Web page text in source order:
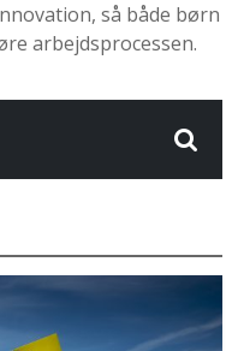
så både børn
arbejdsprocessen.